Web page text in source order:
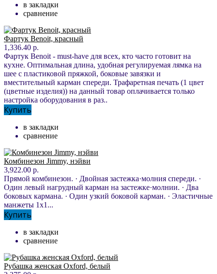
в закладки
сравнение
Фартук Benoit, красный
1,336.40 р.
Фартук Benoit - must-have для всех, кто часто готовит на
кухне. Оптимальная длина, удобная регулируемая лямка на
шее с пластиковой пряжкой, боковые завязки и
вместительный карман спереди. Трафаретная печать (1 цвет
(цветные изделия)) на данный товар оплачивается только
настройка оборудования в раз..
Купить
в закладки
сравнение
Комбинезон Jimmy, нэйви
3,922.00 р.
Прямой комбинезон. · Двойная застежка·молния спереди. ·
Один левый нагрудный карман на застежке·молнии. · Два
боковых кармана. · Один узкий боковой карман. · Эластичные
манжеты 1x1...
Купить
в закладки
сравнение
Рубашка женская Oxford, белый